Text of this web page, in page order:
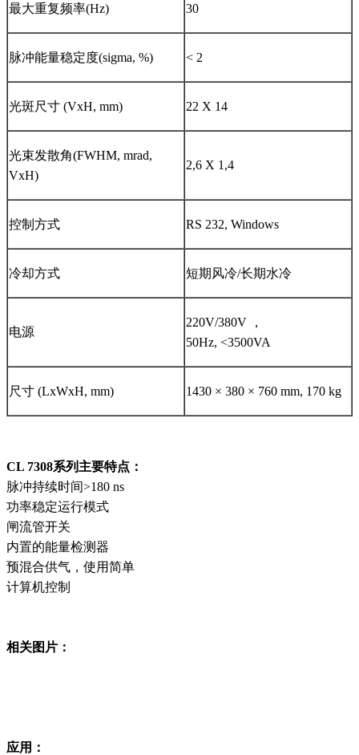
最大重复频率(Hz) 30
脉冲能量稳定度(sigma, %) < 2
光斑尺寸 (VхH, mm) 22 Х 14
光束发散角(FWHM, mrad,
VхH)
2,6 Х 1,4
控制方式 RS 232, Windows
冷却方式 短期风冷/长期水冷
电源
220V/380V ，
50Hz, <3500VA
尺寸 (LхWхH, mm) 1430 × 380 × 760 mm, 170 kg
CL 7308系列主要特点：
脉冲持续时间>180 ns
功率稳定运行模式
闸流管开关
内置的能量检测器
预混合供气，使用简单
计算机控制
相关图片：
应用：